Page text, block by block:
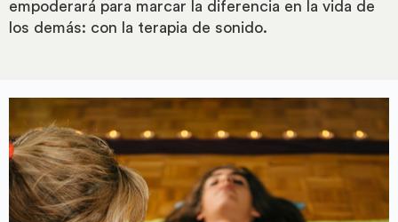
empoderará para marcar la diferencia en la vida de
los demás: con la terapia de sonido.